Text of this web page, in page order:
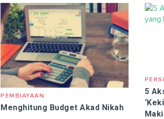
PEMBIAYAAN
Menghitung Budget Akad Nikah
5